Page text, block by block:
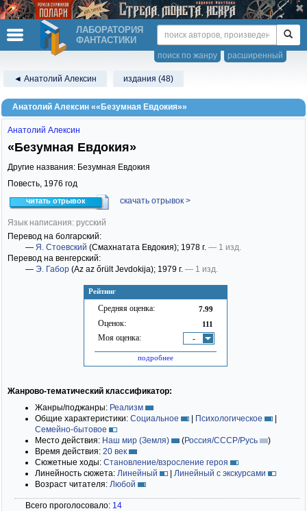
ЛАБОРАТОРИЯ
ФАНТАСТИКИ
расширенный
поиск по жанру
◄ Анатолий Алексин издания (48)
Анатолий Алексин ««Безумная Евдокия»»
Рейтинг
Средняя оценка: 7.99
Оценок: 111
Моя оценка: -
подробнее
Анатолий Алексин
«Безумная Евдокия»
Другие названия: Безумная Евдокия
Повесть, 1976 год
читать отрывок скачать отрывок >
Язык написания: русский
Перевод на болгарский:
— Я. Стоевский (Смахнатата Евдокия); 1978 г. — 1 изд.
Перевод на венгерский:
— Э. Габор (Az az őrült Jevdokija); 1979 г. — 1 изд.
Жанрово-тематический классификатор:
Жанры/поджанры: Реализм
Общие характеристики: Социальное | Психологическое
|
Семейно-бытовое
Место действия: Наш мир (Земля) (Россия/СССР/Русь
)
Время действия: 20 век
Сюжетные ходы: Становление/взросление героя
Линейность сюжета: Линейный | Линейный с экскурсами
Возраст читателя: Любой
Всего проголосовало: 14